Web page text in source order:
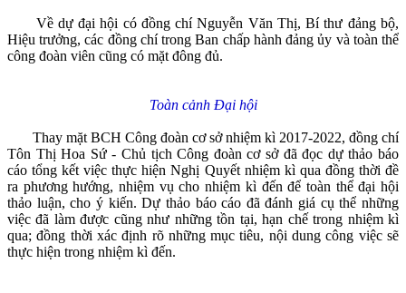
Về dự đại hội có đồng chí Nguyễn Văn Thị, Bí thư đảng bộ,
Hiệu trưởng, các đồng chí trong Ban chấp hành đảng ủy và toàn thể
công đoàn viên cũng có mặt đông đủ.
Toàn cảnh Đại hội
Thay mặt BCH Công đoàn cơ sở nhiệm kì 2017-2022, đồng chí
Tôn Thị Hoa Sứ - Chủ tịch Công đoàn cơ sở đã đọc dự thảo báo
cáo tổng kết việc thực hiện Nghị Quyết nhiệm kì qua đồng thời đề
ra phương hướng, nhiệm vụ cho nhiệm kì đến để toàn thể đại hội
thảo luận, cho ý kiến. Dự thảo báo cáo đã đánh giá cụ thể những
việc đã làm được cũng như những tồn tại, hạn chế trong nhiệm kì
qua; đồng thời xác định rõ những mục tiêu, nội dung công việc sẽ
thực hiện trong nhiệm kì đến.